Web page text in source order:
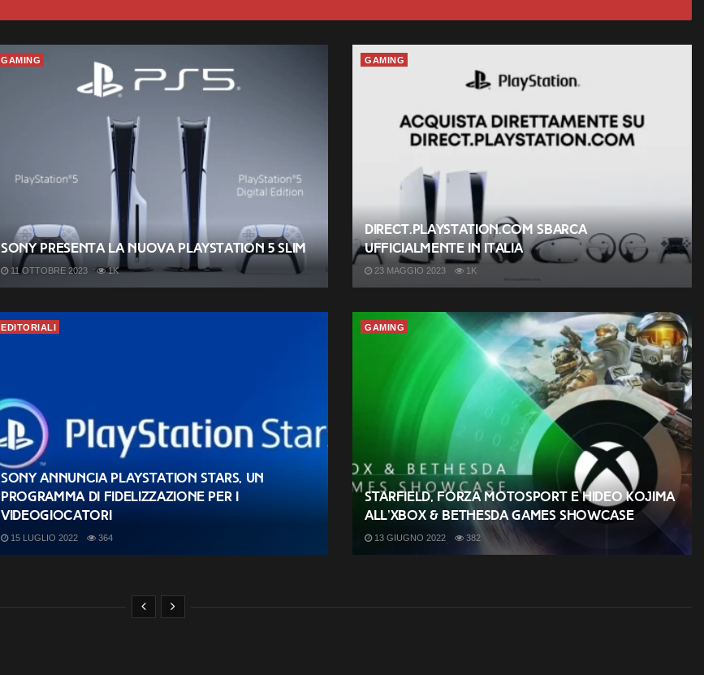
GAMING
Sony presenta la nuova PlayStation 5 slim
11 OTTOBRE 2023 1K
GAMING
Direct.PlayStation.com sbarca
ufficialmente in Italia
23 MAGGIO 2023 1K
EDITORIALI
Sony annuncia PlayStation Stars, un
programma di fidelizzazione per i
videogiocatori
15 LUGLIO 2022 364
GAMING
Starfield, Forza Motosport e Hideo Kojima
all’Xbox & Bethesda Games Showcase
13 GIUGNO 2022 382